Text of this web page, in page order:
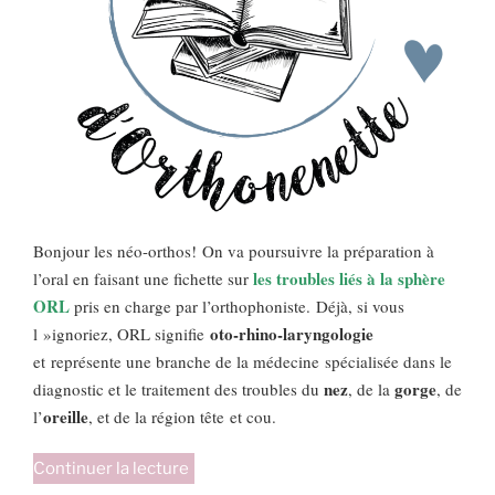
Bonjour les néo-orthos! On va poursuivre la préparation à
l’oral en faisant une fichette sur les troubles liés à la sphère
ORL pris en charge par l’orthophoniste. Déjà, si vous
l »ignoriez, ORL signifie oto-rhino-laryngologie
et représente une branche de la médecine spécialisée dans le
diagnostic et le traitement des troubles du nez, de la gorge, de
l’oreille, et de la région tête et cou.
Continuer la lecture